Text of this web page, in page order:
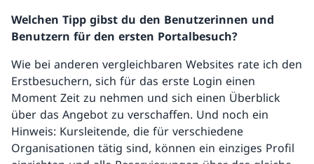
Welchen Tipp gibst du den Benutzerinnen und
Benutzern für den ersten Portalbesuch?
Wie bei anderen vergleichbaren Websites rate ich den
Erstbesuchern, sich für das erste Login einen
Moment Zeit zu nehmen und sich einen Überblick
über das Angebot zu verschaffen. Und noch ein
Hinweis: Kursleitende, die für verschiedene
Organisationen tätig sind, können ein einziges Profil